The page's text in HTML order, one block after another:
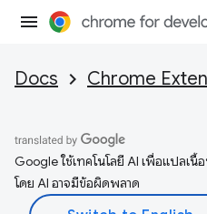
Docs Chrome
Google ใช้เทคโนโลยี AI เพื่อแปลเ
โดย AI อาจมีข้อผิดพลาด